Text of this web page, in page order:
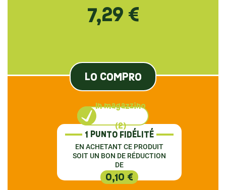
7,29 €
1 PUNTO FIDÉLITÉ
EN ACHETANT CE PRODUIT
SOIT UN BON DE RÉDUCTION
DE
0,10 €
LO COMPRO
In magazzino
(2)